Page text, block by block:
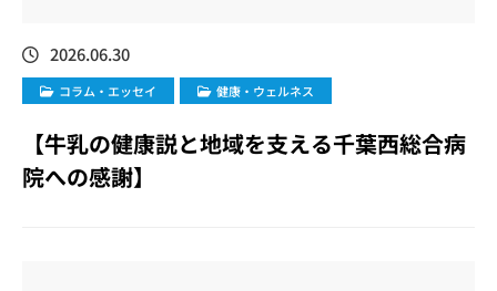
2026.06.30
コラム・エッセイ 健康・ウェルネス
【牛乳の健康説と地域を支える千葉西総合病
院への感謝】